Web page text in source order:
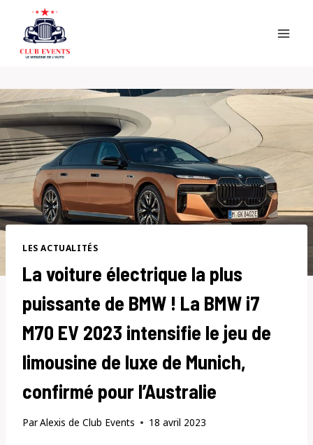
content
LES ACTUALITÉS
La voiture électrique la plus
puissante de BMW ! La BMW i7
M70 EV 2023 intensifie le jeu de
limousine de luxe de Munich,
confirmé pour l’Australie
ParAlexis de Club Events 18 avril 2023